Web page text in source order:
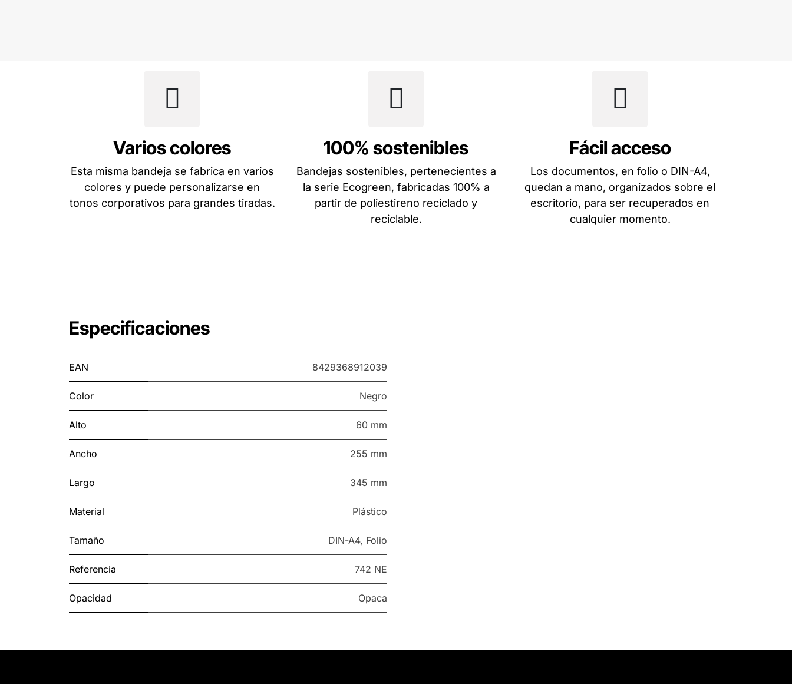
Varios colores
Esta misma bandeja se fabrica en varios
colores y puede personalizarse en
tonos corporativos para grandes tiradas.
100% sostenibles
Bandejas sostenibles, pertenecientes a
la serie Ecogreen, fabricadas 100% a
partir de poliestireno reciclado y
reciclable.
Fácil acceso
Los documentos, en folio o DIN-A4,
quedan a mano, organizados sobre el
escritorio, para ser recuperados en
cualquier momento.
Especificaciones
EAN 8429368912039
Color Negro
Alto 60 mm
Ancho 255 mm
Largo 345 mm
Material Plástico
Tamaño DIN-A4, Folio
Referencia 742 NE
Opacidad Opaca